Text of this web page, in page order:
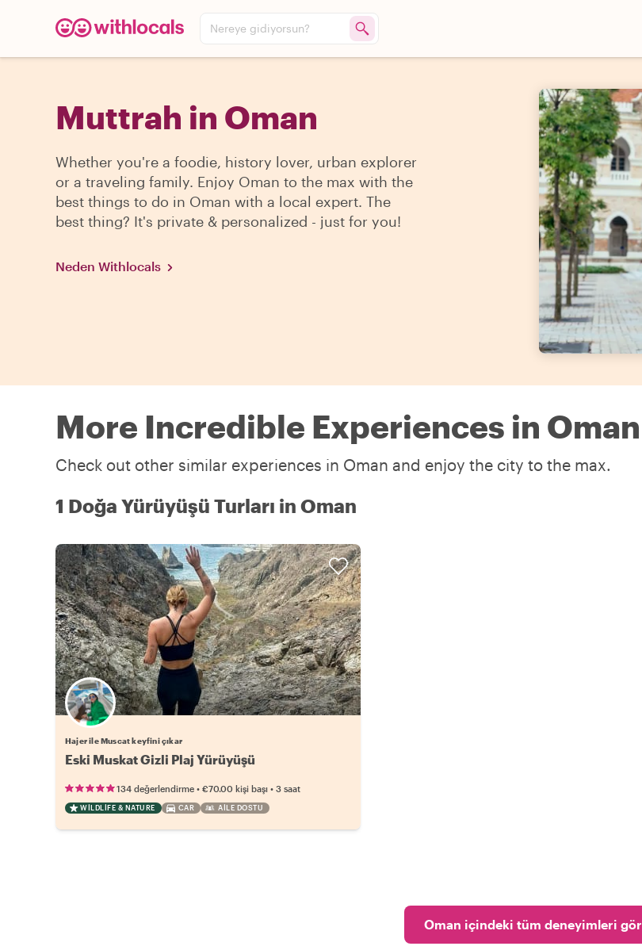
Nereye gidiyorsun?
Muttrah in Oman
Whether you're a foodie, history lover, urban explorer
or a traveling family. Enjoy Oman to the max with the
best things to do in Oman with a local expert. The
best thing? It's private & personalized - just for you!
Neden Withlocals
More Incredible Experiences in Oman
Check out other similar experiences in Oman and enjoy the city to the max.
1 Doğa Yürüyüşü Turları in Oman
Hajer ile Muscat keyfini çıkar
Eski Muskat Gizli Plaj Yürüyüşü
134 değerlendirme • €70.00 kişi başı • 3 saat
WILDLIFE & NATURE CAR AILE DOSTU
Oman içindeki tüm deneyimleri gör